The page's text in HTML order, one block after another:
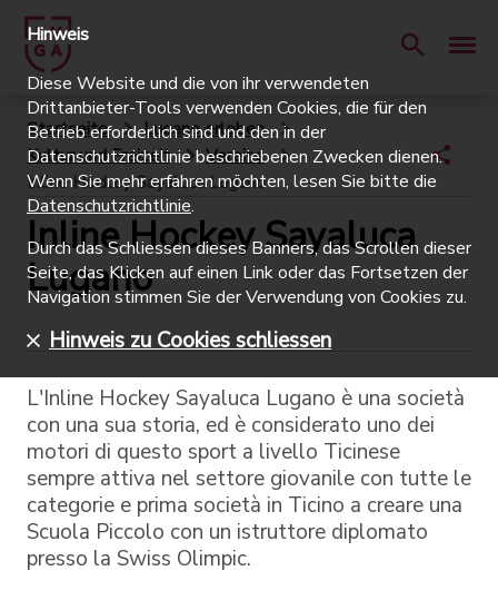
Startseite
Lugano erleben
Kultur und Freizeit
Vereine
Inline Hockey Sayaluca Lugano
Inline Hockey Sayaluca
Lugano
L'Inline Hockey Sayaluca Lugano è una società
con una sua storia, ed è considerato uno dei
motori di questo sport a livello Ticinese
sempre attiva nel settore giovanile con tutte le
categorie e prima società in Ticino a creare una
Scuola Piccolo con un istruttore diplomato
presso la Swiss Olimpic.
Hinweis
Diese Website und die von ihr verwendeten
Drittanbieter-Tools verwenden Cookies, die für den
Betrieb erforderlich sind und den in der
Datenschutzrichtlinie beschriebenen Zwecken dienen.
Wenn Sie mehr erfahren möchten, lesen Sie bitte die
Datenschutzrichtlinie.
Durch das Schliessen dieses Banners, das Scrollen dieser
Seite, das Klicken auf einen Link oder das Fortsetzen der
Navigation stimmen Sie der Verwendung von Cookies zu.
Hinweis zu Cookies schliessen